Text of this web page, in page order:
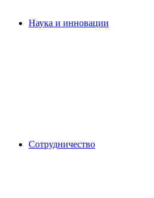
Наука и инновации
Сотрудничество